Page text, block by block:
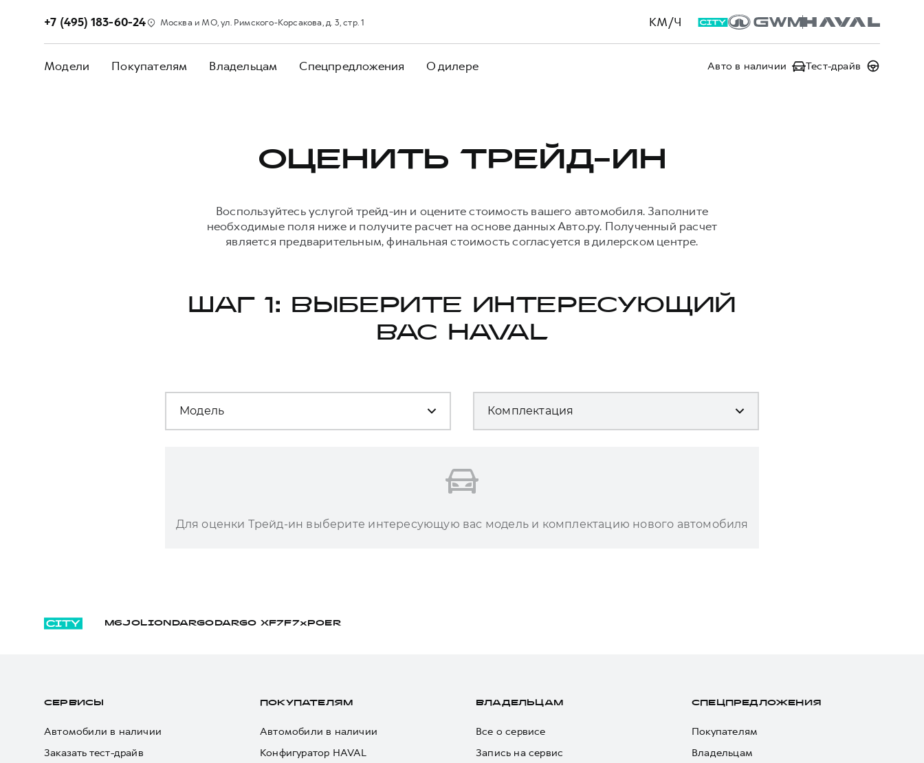
КМ/Ч
+7 (495) 183-60-24 Москва и МО, ул. Римского-Корсакова, д. 3, стр. 1
Модели Покупателям Владельцам Спецпредложения О дилере Авто в наличии Тест-драйв
ОЦЕНИТЬ ТРЕЙД-ИН
Воспользуйтесь услугой трейд-ин и оцените стоимость вашего автомобиля. Заполните
необходимые поля ниже и получите расчет на основе данных Авто.ру. Полученный расчет
является предварительным, финальная стоимость согласуется в дилерском центре.
ШАГ 1: ВЫБЕРИТЕ ИНТЕРЕСУЮЩИЙ
ВАС HAVAL
Модель Комплектация
Для оценки Трейд-ин выберите интересующую вас модель и комплектацию нового автомобиля
M6JOLION DARGO DARGO Х F7 F7x POER
СЕРВИСЫ
Автомобили в наличии
Заказать тест-драйв
ПОКУПАТЕЛЯМ
Автомобили в наличии
Конфигуратор HAVAL
ВЛАДЕЛЬЦАМ
Все о сервисе
Запись на сервис
СПЕЦПРЕДЛОЖЕНИЯ
Покупателям
Владельцам